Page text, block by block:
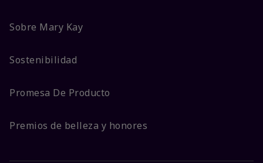
Sobre Mary Kay
Sostenibilidad
Promesa De Producto
Premios de belleza y honores